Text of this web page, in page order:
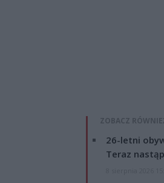
ZOBACZ
26-letni
Teraz